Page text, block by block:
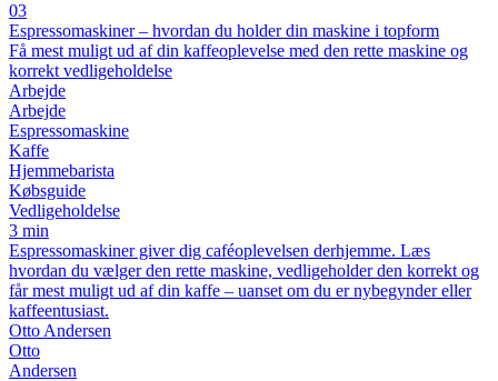
03
Espressomaskiner – hvordan du holder din maskine i topform
Få mest muligt ud af din kaffeoplevelse med den rette maskine og
korrekt vedligeholdelse
Arbejde
Arbejde
Espressomaskine
Kaffe
Hjemmebarista
Købsguide
Vedligeholdelse
3 min
Espressomaskiner giver dig caféoplevelsen derhjemme. Læs
hvordan du vælger den rette maskine, vedligeholder den korrekt og
får mest muligt ud af din kaffe – uanset om du er nybegynder eller
kaffeentusiast.
Otto Andersen
Otto
Andersen